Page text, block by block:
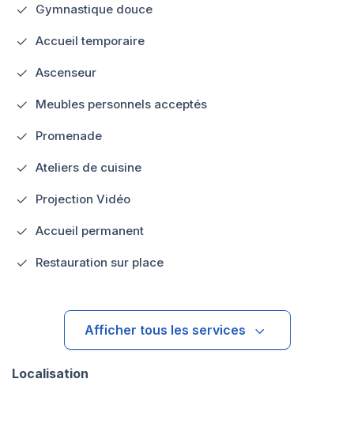
Gymnastique douce
Accueil temporaire
Ascenseur
Meubles personnels acceptés
Promenade
Ateliers de cuisine
Projection Vidéo
Accueil permanent
Restauration sur place
Afficher tous les services
Localisation